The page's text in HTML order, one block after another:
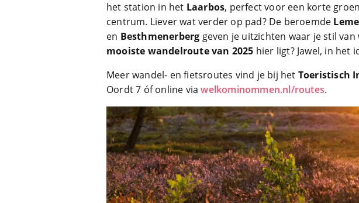
het station in het Laarbos, perfect voor een korte
centrum. Liever wat verder op pad? De beroemde
en Besthmenerberg geven je uitzichten waar je stil
mooiste wandelroute van 2025 hier ligt? Jawel, in het
Meer wandel- en fietsroutes vind je bij het Toeristisch
Oordt 7 óf online viawelkominommen.nl/routes.